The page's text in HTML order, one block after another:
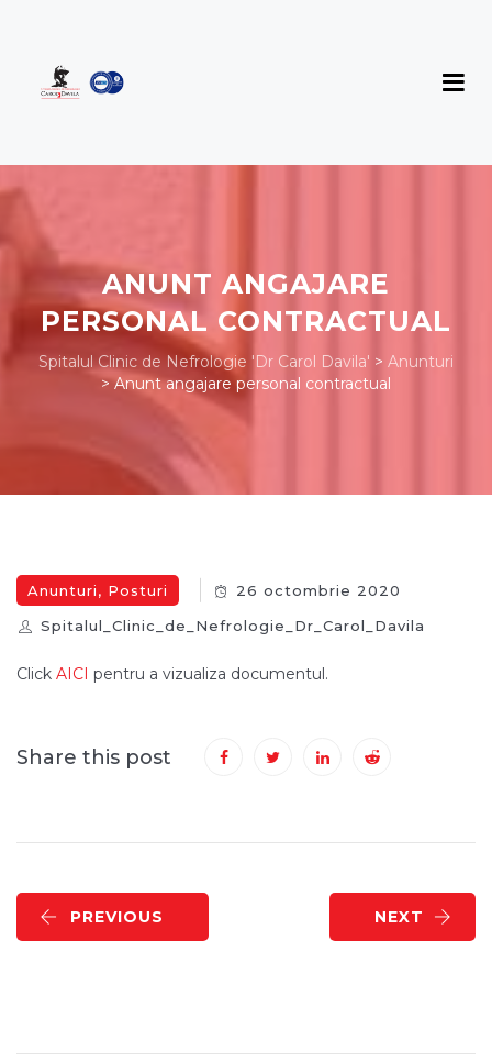
ANUNT ANGAJARE
PERSONAL CONTRACTUAL
Spitalul Clinic de Nefrologie 'Dr Carol Davila' > Anunturi
>Anunt angajare personal contractual
Anunturi, Posturi
26 octombrie 2020
Spitalul_Clinic_de_Nefrologie_Dr_Carol_Davila
Click AICI pentru a vizualiza documentul.
Share this post
PREVIOUS NEXT